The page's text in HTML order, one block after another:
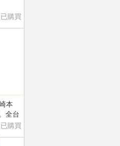
購買
本
全台
烘焙
購買